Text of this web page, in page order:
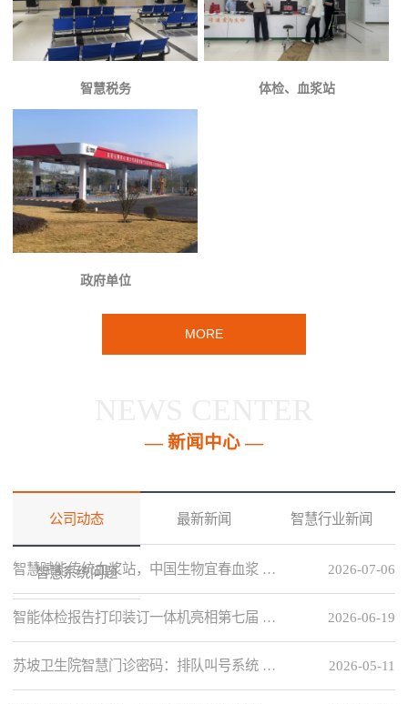
智慧税务 体检、血浆站
政府单位
MORE
— 新闻中心 —
公司动态 最新新闻 智慧行业新闻
智慧系统问题 2026-07-06
智慧赋能传统血浆站，中国生物宜春血浆 …
2026-06-19
智能体检报告打印装订一体机亮相第七届 …
2026-05-11
苏坡卫生院智慧门诊密码：排队叫号系统 …